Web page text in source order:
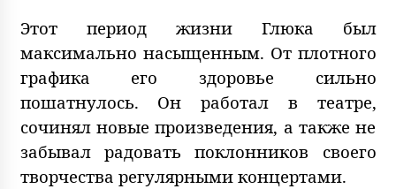
Этот период жизни Глюка был
максимально насыщенным. От плотного
графика его здоровье сильно
пошатнулось. Он работал в театре,
сочинял новые произведения, а также не
забывал радовать поклонников своего
творчества регулярными концертами.